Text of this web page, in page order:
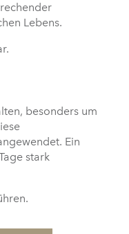
Lebens.
besonders um
Ein
stark